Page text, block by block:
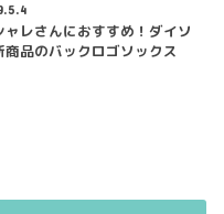
ャレさんにおすすめ！ダイソ
商品のバックロゴソックス